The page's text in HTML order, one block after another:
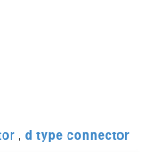
, d type connector